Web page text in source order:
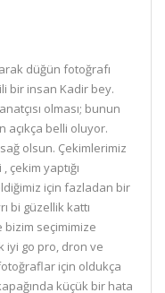
düğün fotoğrafı
bir insan Kadir bey.
olması; bunun
açıkça belli oluyor.
olsun. Çekimlerimiz
çekim yaptığı
için fazladan bir
bi güzellik kattı
seçimimize
iyi go pro, dron ve
için oldukça
küçük bir hata